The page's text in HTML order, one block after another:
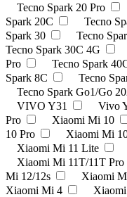
Tecno Spark 20 Pro
Spark 20C
Tecno
Spark 30
Tecno
Tecno Spark 30C 4G
Pro
Tecno Spark
Spark 8C
Tecno
Tecno Spark Go1/Go
VIVO Y31
Vivo
Pro
Xiaomi Mi 10
10 Pro
Xiaomi Mi
Xiaomi Mi 11 Lite
Xiaomi Mi 11T/11T Pro
Mi 12/12s
Xiaomi
Xiaomi Mi 4